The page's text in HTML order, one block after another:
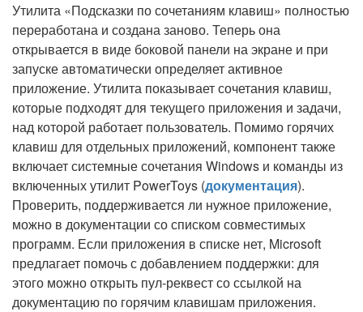
Утилита «Подсказки по сочетаниям клавиш» полностью
переработана и создана заново. Теперь она
открывается в виде боковой панели на экране и при
запуске автоматически определяет активное
приложение. Утилита показывает сочетания клавиш,
которые подходят для текущего приложения и задачи,
над которой работает пользователь. Помимо горячих
клавиш для отдельных приложений, компонент также
включает системные сочетания Windows и команды из
включенных утилит PowerToys (документация).
Проверить, поддерживается ли нужное приложение,
можно в документации со списком совместимых
программ. Если приложения в списке нет, Microsoft
предлагает помочь с добавлением поддержки: для
этого можно открыть пул-реквест со ссылкой на
документацию по горячим клавишам приложения.